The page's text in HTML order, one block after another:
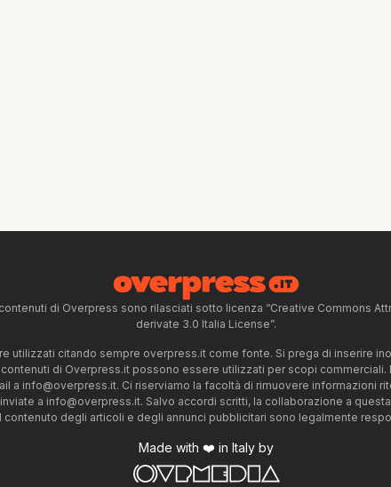
di Overpress sono rilasciati sotto licenza “Creative Commons
derivate 3.0 Italia License”.
utilizzati citando sempre overpress.it come fonte. Si prega di inserire
contenuti di Overpress.it possono essere utilizzati per scopi
a info@overpress.it. Ci riserviamo la facoltà di rimuovere informazioni
a info@overpress.it. Salvo accordi scritti, la collaborazione a
contenuto degli articoli e degli annunci pubblicitari sono legalmente
Made with ❤️ in Italy by